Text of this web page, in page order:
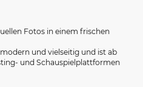
Fotos in einem frischen
und vielseitig und ist ab
und Schauspielplattformen